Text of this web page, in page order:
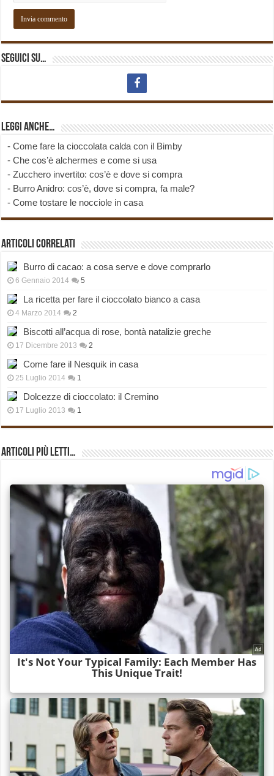
Seguici su…
Leggi anche…
-Come fare la cioccolata calda con il Bimby
-Che cos’è alchermes e come si usa
-Zucchero invertito: cos’è e dove si compra
- Burro Anidro: cos’è, dove si compra, fa male?
-Come tostare le nocciole in casa
Articoli correlati
Burro di cacao: a cosa serve e dove comprarlo
6 Gennaio 2014 5
La ricetta per fare il cioccolato bianco a casa
4 Marzo 2014 2
Biscotti all’acqua di rose, bontà natalizie greche
17 Dicembre 2013 2
Come fare il Nesquik in casa
25 Luglio 2014 1
Dolcezze di cioccolato: il Cremino
17 Luglio 2013 1
Articoli più Letti…